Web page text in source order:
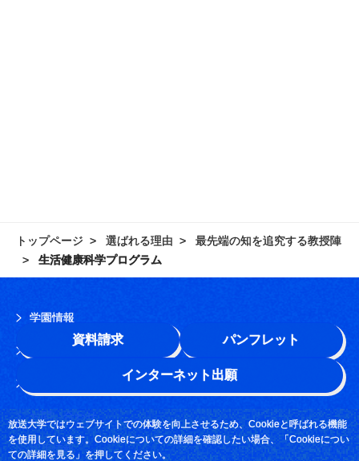
放送大学ではウェブサイトでの体験を向上させるため、Cookieと呼ばれる機能
を使用しています。Cookieについての詳細を確認したい場合、「Cookieについ
ての詳細を見る」を押してください。
資料請求 パンフレット
インターネット出願
トップページ 選ばれる理由
最先端の知を追究する教授陣
生活健康科学プログラム
学園情報
このサイトについて
お問い合わせ
採用情報